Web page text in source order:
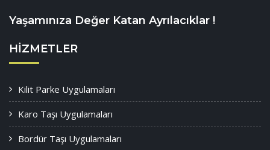
Yaşamınıza Değer Katan Ayrılacıklar !
HIZMETLER
Kilit Parke Uygulamaları
Karo Taşı Uygulamaları
Bordür Taşı Uygulamaları